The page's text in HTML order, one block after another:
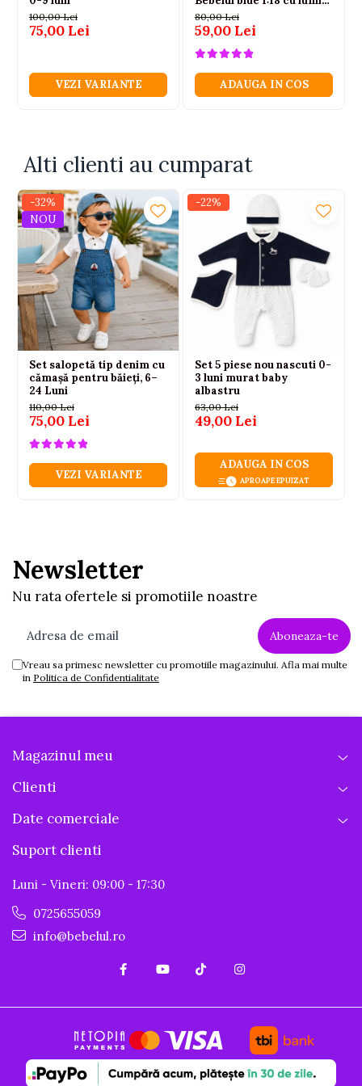
100,00 Lei
75,00 Lei
VEZI VARIANTE
6 ani+
80,00 Lei
59,00 Lei
ADAUGA IN COS
Alti clienti au cumparat
-32%
NOU
Set salopetă tip denim cu
cămașă pentru băieți, 6–
24 Luni
110,00 Lei
75,00 Lei
VEZI VARIANTE
-22%
Set 5 piese nou nascuti 0-
3 luni murat baby
albastru
63,00 Lei
49,00 Lei
ADAUGA IN COS
APROAPE EPUIZAT
Newsletter
Nu rata ofertele si promotiile noastre
Vreau sa primesc newsletter cu promotiile magazinului. Afla mai multe
in Politica de Confidentialitate
Magazinul meu
Clienti
Date comerciale
Suport clienti
Luni - Vineri: 09:00 - 17:30
0725655059
info@bebelul.ro